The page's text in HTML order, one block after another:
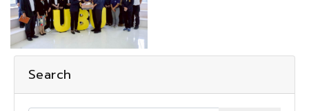
Search